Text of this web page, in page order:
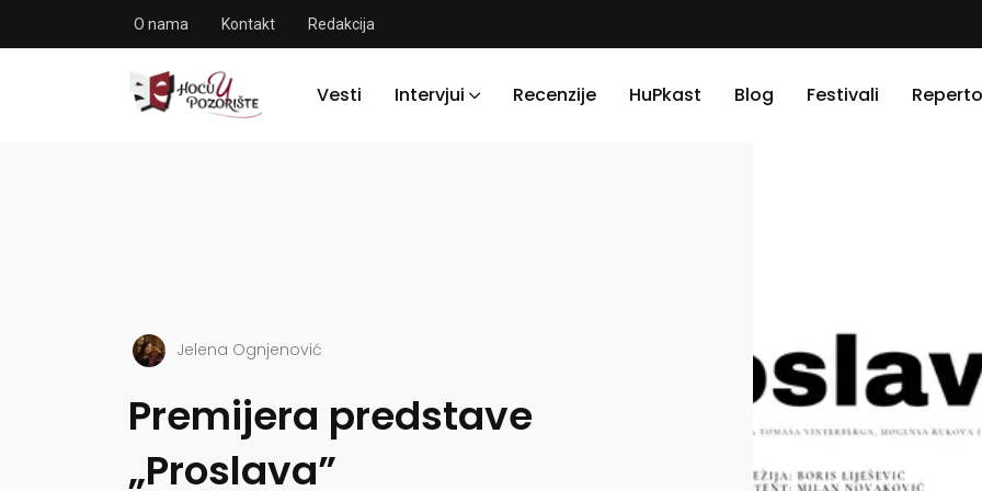
O nama Kontakt Redakcija
Vesti Intervjui Recenzije HuPkast Blog Festivali
Jelena Ognjenović
Premijera predstave
„Proslava”